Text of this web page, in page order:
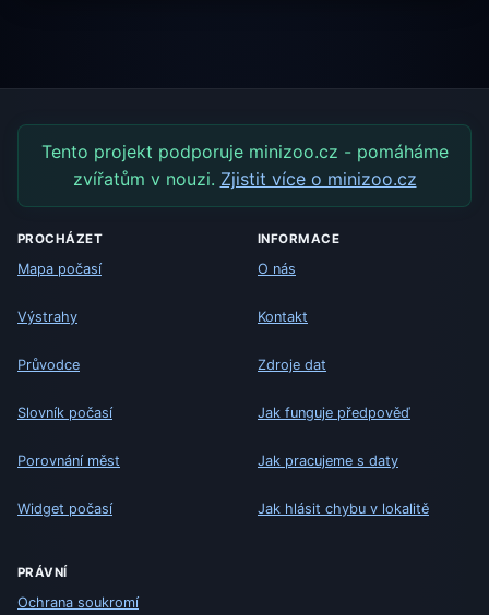
Tento projekt podporuje minizoo.cz - pomáháme
zvířatům v nouzi. Zjistit více o minizoo.cz
PROCHÁZET
Mapa počasí
Výstrahy
Průvodce
Slovník počasí
Porovnání měst
Widget počasí
INFORMACE
O nás
Kontakt
Zdroje dat
Jak funguje předpověď
Jak pracujeme s daty
Jak hlásit chybu v lokalitě
PRÁVNÍ
Ochrana soukromí